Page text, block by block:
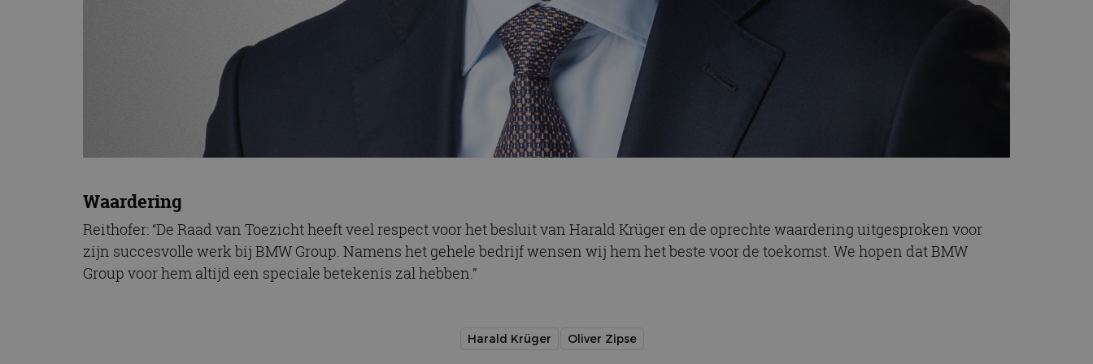
Waardering
Reithofer: “De Raad van Toezicht heeft veel respect voor het besluit van Harald Krüger en de oprechte waardering uitgesproken voor
zijn succesvolle werk bij BMW Group. Namens het gehele bedrijf wensen wij hem het beste voor de toekomst. We hopen dat BMW
Group voor hem altijd een speciale betekenis zal hebben.”
Harald Krüger Oliver Zipse